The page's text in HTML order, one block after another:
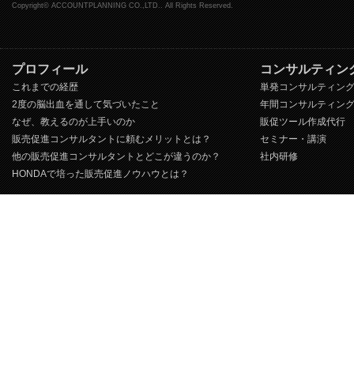
Copyright© ACCOUNTPLANNING CO.,LTD.. All Rights Reserved.
プロフィール
これまでの経歴
2度の脳出血を通して気づいたこと
なぜ、教えるのが上手いのか
販売促進コンサルタントに頼むメリットとは？
他の販売促進コンサルタントとどこが違うのか？
HONDAで培った販売促進ノウハウとは？
コンサルティン
単発コンサルティング
年間コンサルティング
販促ツール作成代行
セミナー・講演
社内研修